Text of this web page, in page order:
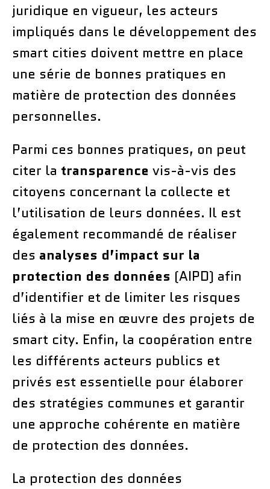
juridique en vigueur, les acteurs
impliqués dans le développement des
smart cities doivent mettre en place
une série de bonnes pratiques en
matière de protection des données
personnelles.
Parmi ces bonnes pratiques, on peut
citer la transparence vis-à-vis des
citoyens concernant la collecte et
l’utilisation de leurs données. Il est
également recommandé de réaliser
des analyses d’impact sur la
protection des données (AIPD) afin
d’identifier et de limiter les risques
liés à la mise en œuvre des projets de
smart city. Enfin, la coopération entre
les différents acteurs publics et
privés est essentielle pour élaborer
des stratégies communes et garantir
une approche cohérente en matière
de protection des données.
La protection des données